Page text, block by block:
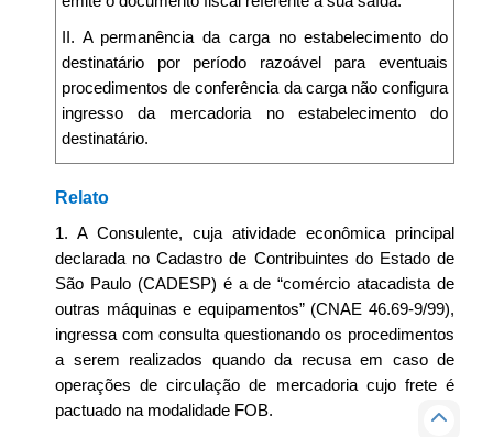
II. A permanência da carga no estabelecimento do
destinatário por período razoável para eventuais
procedimentos de conferência da carga não configura
ingresso da mercadoria no estabelecimento do
destinatário.
Relato
1. A Consulente, cuja atividade econômica principal
declarada no Cadastro de Contribuintes do Estado de
São Paulo (CADESP) é a de “comércio atacadista de
outras máquinas e equipamentos” (CNAE 46.69-9/99),
ingressa com consulta questionando os procedimentos
a serem realizados quando da recusa em caso de
operações de circulação de mercadoria cujo frete é
pactuado na modalidade FOB.